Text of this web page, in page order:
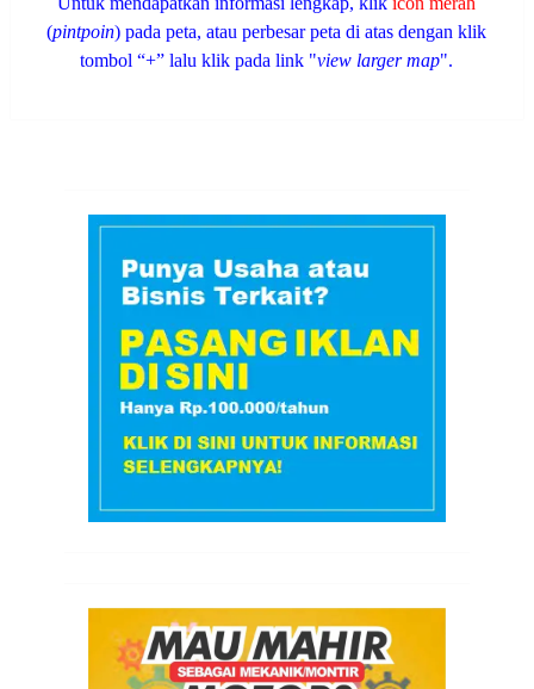
(pintpoin) pada peta, atau perbesar peta di atas dengan klik
tombol “+” lalu klik pada link "view larger map".